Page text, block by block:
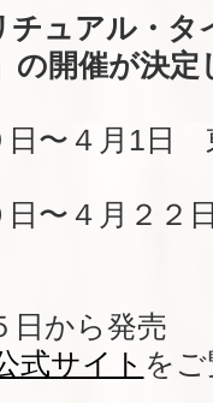
ュアル・タ
の開催が決定
日〜４月1日
日〜４月２
日から発売
式サイト を